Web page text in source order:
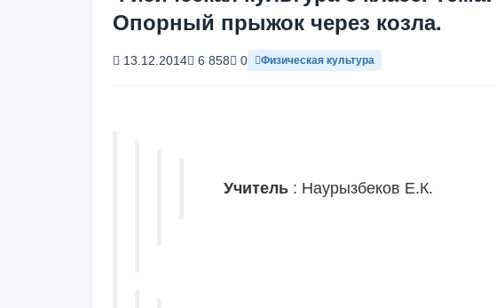
Опорный прыжок через козла.
13.12.2014 6 858 0 Физическая культура
Учитель : Наурызбеков Е.К.